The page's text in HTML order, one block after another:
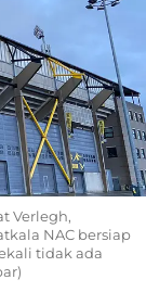
Verlegh,
NAC bersiap
tidak ada